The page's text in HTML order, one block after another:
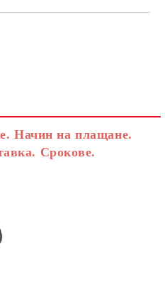
Начин на плащане.
Срокове.